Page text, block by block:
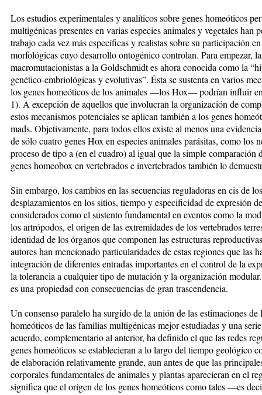
Los estudios experimentales y analíticos sobre genes homeóticos
multigénicas presentes en varias especies animales y vegetales
trabajo cada vez más específicas y realistas sobre su participación
morfológicas cuyo desarrollo ontogénico controlan. Para empezar,
macromutacionistas a la Goldschmidt es ahora conocida como la
genético-embriológicas y evolutivas”. Ésta se sustenta en varios
los genes homeóticos de los animales —los Hox— podrían influir
1). A excepción de aquellos que involucran la organización de
estos mecanismos potenciales se aplican también a los genes
mads. Objetivamente, para todos ellos existe al menos una
de sólo cuatro genes Hox en especies animales parásitas, como los
proceso de tipo a (en el cuadro) al igual que la simple comparación
genes homeobox en vertebrados e invertebrados también lo
Sin embargo, los cambios en las secuencias reguladoras en cis de
desplazamientos en los sitios, tiempo y especificidad de expresión
considerados como el sustento fundamental en eventos como la
los artrópodos, el origen de las extremidades de los vertebrados
identidad de los órganos que componen las estructuras
autores han mencionado particularidades de estas regiones que las
integración de diferentes entradas importantes en el control de la
la tolerancia a cualquier tipo de mutación y la organización
es una propiedad con consecuencias de gran trascendencia.
Un consenso paralelo ha surgido de la unión de las estimaciones
homeóticos de las familias multigénicas mejor estudiadas y una
acuerdo, complementario al anterior, ha definido el que las redes
genes homeóticos se establecieran a lo largo del tiempo geológico
de elaboración relativamente grande, aun antes de que las
corporales fundamentales de animales y plantas aparecieran en el
significa que el origen de los genes homeóticos como tales —es